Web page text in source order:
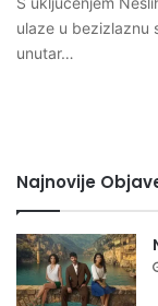
ulaze u bezizlaznu
unutar…
Najnovije